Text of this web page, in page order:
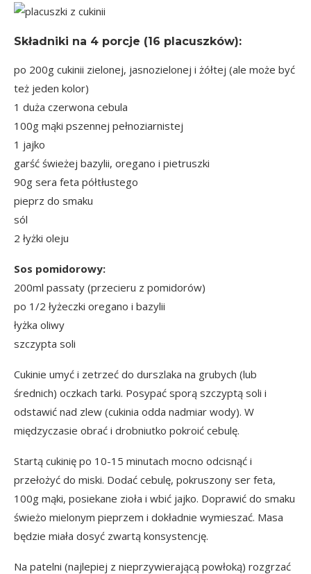
Składniki na 4 porcje (16 placuszków):
po 200g cukinii zielonej, jasnozielonej i żółtej (ale może być
też jeden kolor)
1 duża czerwona cebula
100g mąki pszennej pełnoziarnistej
1 jajko
garść świeżej bazylii, oregano i pietruszki
90g sera feta półtłustego
pieprz do smaku
sól
2 łyżki oleju
Sos pomidorowy:
200ml passaty (przecieru z pomidorów)
po 1/2 łyżeczki oregano i bazylii
łyżka oliwy
szczypta soli
Cukinie umyć i zetrzeć do durszlaka na grubych (lub
średnich) oczkach tarki. Posypać sporą szczyptą soli i
odstawić nad zlew (cukinia odda nadmiar wody). W
międzyczasie obrać i drobniutko pokroić cebulę.
Startą cukinię po 10-15 minutach mocno odcisnąć i
przełożyć do miski. Dodać cebulę, pokruszony ser feta,
100g mąki, posiekane zioła i wbić jajko. Doprawić do smaku
świeżo mielonym pieprzem i dokładnie wymieszać. Masa
będzie miała dosyć zwartą konsystencję.
Na patelni (najlepiej z nieprzywierającą powłoką) rozgrzać